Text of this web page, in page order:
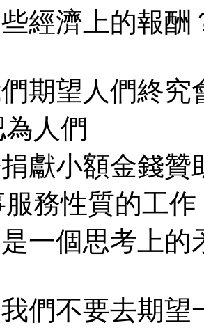
經濟上的報酬
期望人們終究
人們
獻小額金錢
務性質的工作
一個思考上的
們不要去期